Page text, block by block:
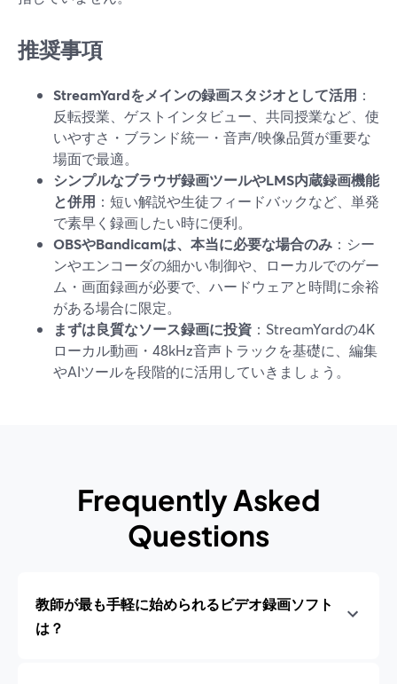
推奨事項
StreamYardをメインの録画スタジオとして活用 ：
反転授業、ゲストインタビュー、共同授業など、使
いやすさ・ブランド統一・音声/映像品質が重要な
場面で最適。
シンプルなブラウザ録画ツールやLMS内蔵録画機能
と併用 ：短い解説や生徒フィードバックなど、単発
で素早く録画したい時に便利。
OBSやBandicamは、本当に必要な場合のみ ：シー
ンやエンコーダの細かい制御や、ローカルでのゲー
ム・画面録画が必要で、ハードウェアと時間に余裕
がある場合に限定。
まずは良質なソース録画に投資 ：StreamYardの4K
ローカル動画・48kHz音声トラックを基礎に、編集
やAIツールを段階的に活用していきましょう。
Frequently Asked
Questions
教師が最も手軽に始められるビデオ録画ソフト
は？